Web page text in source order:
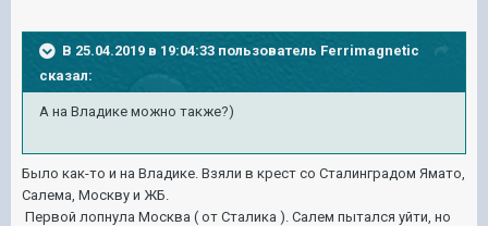
В 25.04.2019 в 19:04:33 пользователь Ferrimagnetic
сказал:
А на Владике можно также?)
Было как-то и на Владике. Взяли в крест со Сталинградом Ямато,
Салема, Москву и ЖБ.
Первой лопнула Москва ( от Сталика ). Салем пытался уйти, но